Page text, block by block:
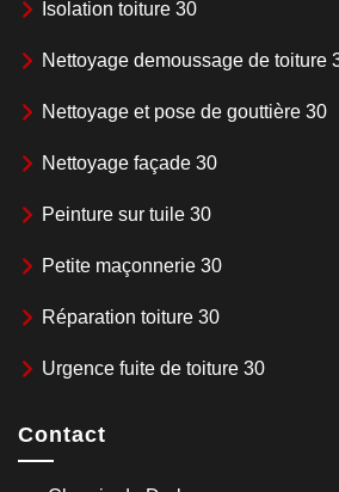
Isolation toiture 30
Nettoyage demoussage de toiture
Nettoyage et pose de gouttière 30
Nettoyage façade 30
Peinture sur tuile 30
Petite maçonnerie 30
Réparation toiture 30
Urgence fuite de toiture 30
Contact